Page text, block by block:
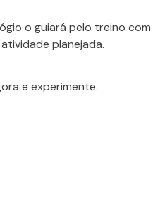
o guiará pelo treino
planejada.
e experimente.